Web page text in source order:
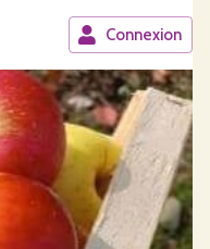
Connexion